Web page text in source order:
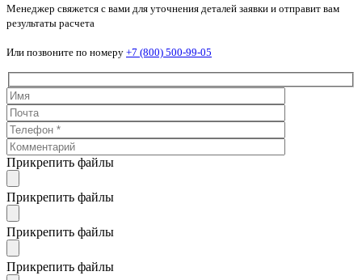
Менеджер свяжется с вами для уточнения деталей заявки и отправит вам
результаты расчета
Или позвоните по номеру +7 (800) 500-99-05
Прикрепить файлы
Прикрепить файлы
Прикрепить файлы
Прикрепить файлы